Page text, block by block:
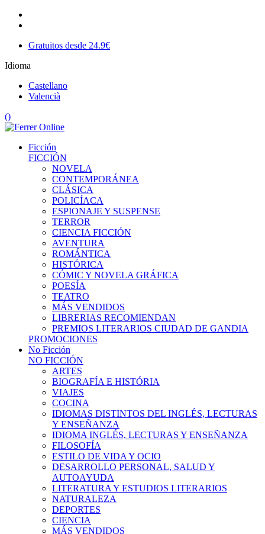
Gratuitos desde 24.9€
Idioma
Castellano
Valencià
()
Ficción
FICCIÓN
NOVELA
CONTEMPORÁNEA
CLÁSICA
POLICÍACA
ESPIONAJE Y SUSPENSE
TERROR
CIENCIA FICCIÓN
AVENTURA
ROMÁNTICA
HISTÓRICA
CÓMIC Y NOVELA GRÁFICA
POESÍA
TEATRO
MÁS VENDIDOS
LIBRERIAS RECOMIENDAN
PREMIOS LITERARIOS CIUDAD DE GANDIA
PROMOCIONES
No Ficción
NO FICCIÓN
ARTES
BIOGRAFÍA E HISTÓRIA
VIAJES
COCINA
IDIOMAS DISTINTOS DEL INGLÉS, LECTURAS
Y ENSEÑANZA
IDIOMA INGLÉS, LECTURAS Y ENSEÑANZA
FILOSOFÍA
ESTILO DE VIDA Y OCIO
DESARROLLO PERSONAL, SALUD Y
AUTOAYUDA
LITERATURA Y ESTUDIOS LITERARIOS
NATURALEZA
DEPORTES
CIENCIA
MÁS VENDIDOS